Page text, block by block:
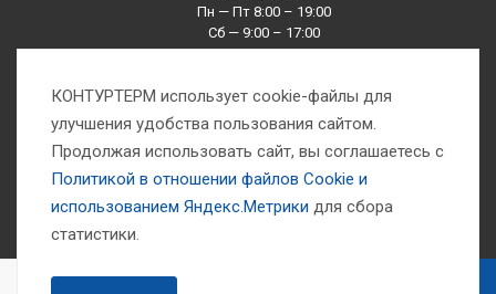
Пн — Пт 8:00 – 19:00
Сб — 9:00 – 17:00
Вс —10:00 – 16:00
1993-2026 © Компания «Контуртерм» — инженерно-торговый центр
КОНТУРТЕРМ использует cookie-файлы для
улучшения удобства пользования сайтом.
Продолжая использовать сайт, вы соглашаетесь с
Политикой в отношении файлов Сookie и
использованием Яндекс.Метрики для сбора
статистики.